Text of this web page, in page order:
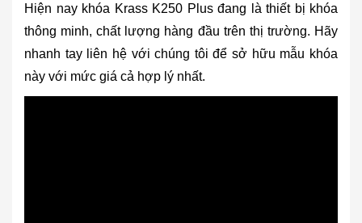
Hiện nay khóa Krass K250 Plus đang là thiết bị khóa
thông minh, chất lượng hàng đầu trên thị trường. Hãy
nhanh tay liên hệ với chúng tôi để sở hữu mẫu khóa
này với mức giá cả hợp lý nhất.